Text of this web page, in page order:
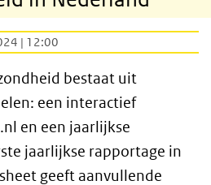
| 12:00
bestaat uit
een interactief
en een jaarlijkse
jaarlijkse rapportage in
geeft aanvullende